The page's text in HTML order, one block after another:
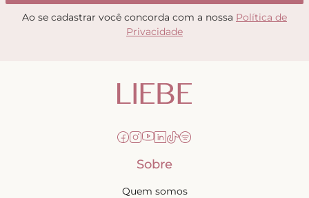
Ao se cadastrar você concorda com a nossa Política de
Privacidade
Sobre
Quem somos